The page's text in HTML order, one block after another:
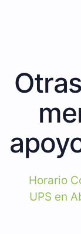
Horario
UPS en